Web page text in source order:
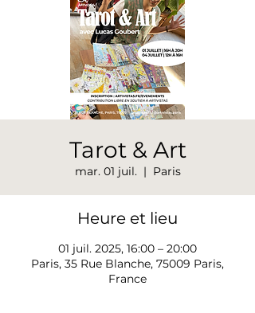
Tarot & Art
mar. 01 juil.
  |
Paris
Heure et lieu
01 juil. 2025, 16:00 – 20:00
Paris, 35 Rue Blanche, 75009 Paris,
France